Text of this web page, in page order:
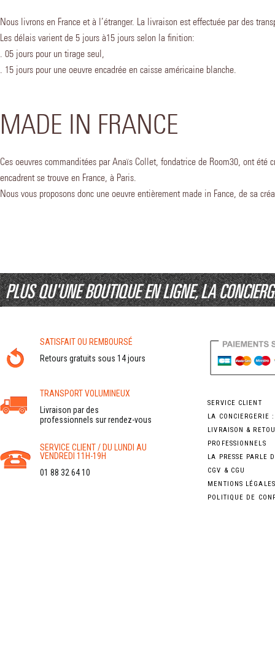
Nous livrons en France et à l’étranger. La livraison est effectuée par des
Les délais varient de 5 jours à15 jours selon la finition:
. 05 jours pour un tirage seul,
. 15 jours pour une oeuvre encadrée en caisse américaine blanche.
MADE IN FRANCE
Ces oeuvres commanditées par Anaïs Collet, fondatrice de Room30, ont
encadrent se trouve en France, à Paris.
Nous vous proposons donc une oeuvre entièrement made in Fance, de sa
PLUS QU'UNE BOUTIQUE EN LIGNE, LA
SATISFAIT OU REMBOURSÉ
Retours gratuits sous 14 jours
TRANSPORT VOLUMINEUX
Livraison par des
professionnels sur rendez-vous
SERVICE CLIENT / DU LUNDI AU
VENDREDI 11H-19H
01 88 32 64 10
SERVICE CLIENT
LA CONCIERGERIE
LIVRAISON &
PROFESSIONNELS
LA PRESSE PARLE
CGV & CGU
MENTIONS LÉGALES
POLITIQUE DE